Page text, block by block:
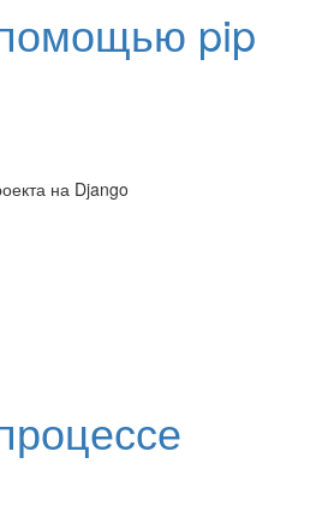
pip
на Django